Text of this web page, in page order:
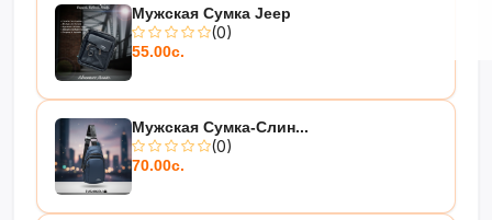
Мужская Сумка Jeep
(0)
55.00с.
Мужская Сумка-Слин...
(0)
70.00с.